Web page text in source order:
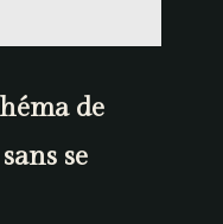
de
se